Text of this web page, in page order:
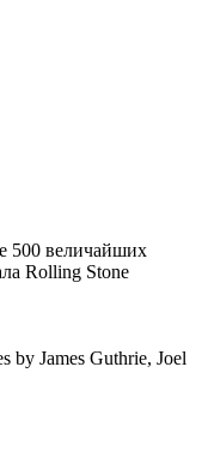
500 величайших
Rolling Stone
by James Guthrie, Joel